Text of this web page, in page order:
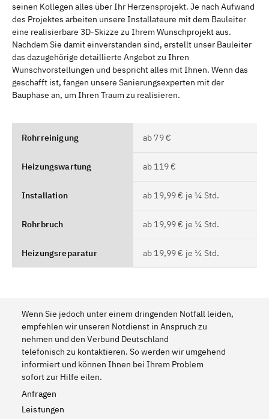
seinen Kollegen alles über Ihr Herzensprojekt. Je nach Aufwand
des Projektes arbeiten unsere Installateure mit dem Bauleiter
eine realisierbare 3D-Skizze zu Ihrem Wunschprojekt aus.
Nachdem Sie damit einverstanden sind, erstellt unser Bauleiter
das dazugehörige detaillierte Angebot zu Ihren
Wunschvorstellungen und bespricht alles mit Ihnen. Wenn das
geschafft ist, fangen unsere Sanierungsexperten mit der
Bauphase an, um Ihren Traum zu realisieren.
Rohrreinigung ab 79 €
Heizungswartung ab 119 €
Installation ab 19,99 € je ¼ Std.
Rohrbruch ab 19,99 € je ¼ Std.
Heizungsreparatur ab 19,99 € je ¼ Std.
Wenn Sie jedoch unter einem dringenden Notfall leiden,
empfehlen wir unseren Notdienst in Anspruch zu
nehmen und den Verbund Deutschland
telefonisch zu kontaktieren. So werden wir umgehend
informiert und können Ihnen bei Ihrem Problem
sofort zur Hilfe eilen.
Anfragen
Leistungen